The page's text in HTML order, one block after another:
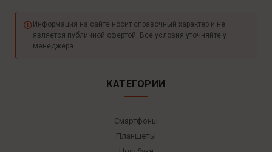
Информация на сайте носит справочный характер и не
является публичной офертой. Все условия уточняйте у
менеджера.
КАТЕГОРИИ
Смартфоны
Планшеты